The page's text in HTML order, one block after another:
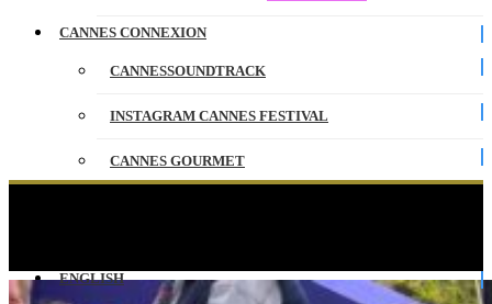
CANNES CONNEXION
CANNESSOUNDTRACK
INSTAGRAM CANNES FESTIVAL
CANNES GOURMET
ENGLISH